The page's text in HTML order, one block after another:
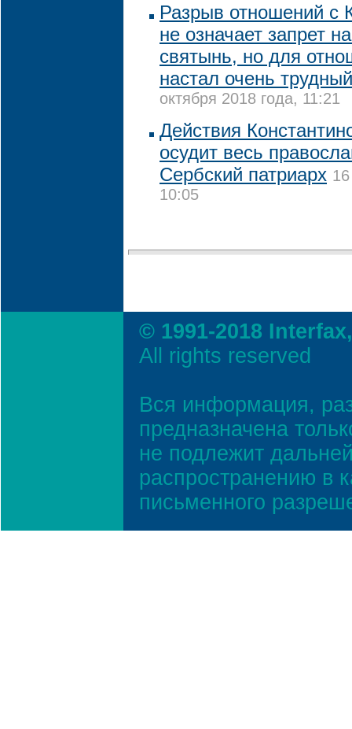
Разрыв отношений с
не означает запрет
святынь, но для
настал очень
октября 2018 года, 11:21
Действия
осудит весь
Сербский патриарх
10:05
© 1991-2018
All rights reserved
Вся информация,
предназначена
не подлежит
распространению в
письменного